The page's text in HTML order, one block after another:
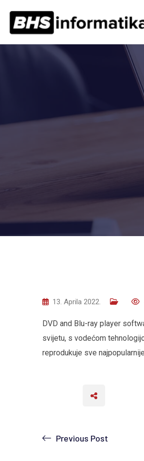
content
13. Aprila 2022.
DVD and Blu-ray player
svijetu, s vodećom
reprodukuje sve
Previous Post